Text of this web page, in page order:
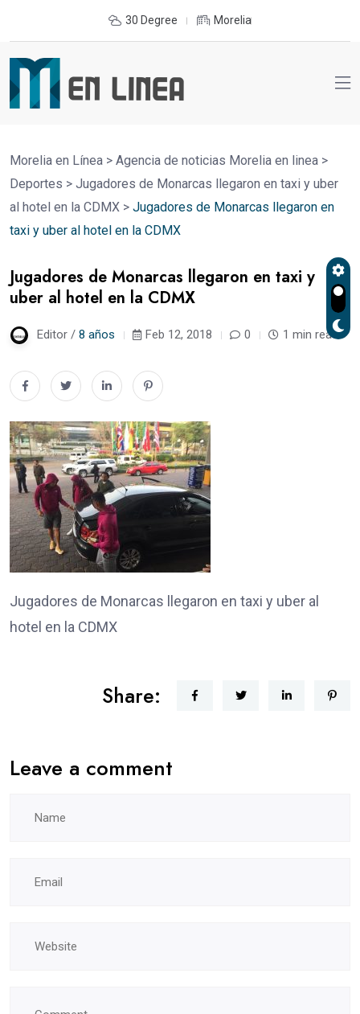
30 Degree Morelia
Morelia en Línea > Agencia de noticias Morelia en linea >
Deportes > Jugadores de Monarcas llegaron en taxi y uber
al hotel en la CDMX > Jugadores de Monarcas llegaron en
taxi y uber al hotel en la CDMX
Jugadores de Monarcas llegaron en taxi y
uber al hotel en la CDMX
Editor / 8 años Feb 12, 2018 0 1 min read
Jugadores de Monarcas llegaron en taxi y uber al
hotel en la CDMX
Share:
Leave a comment